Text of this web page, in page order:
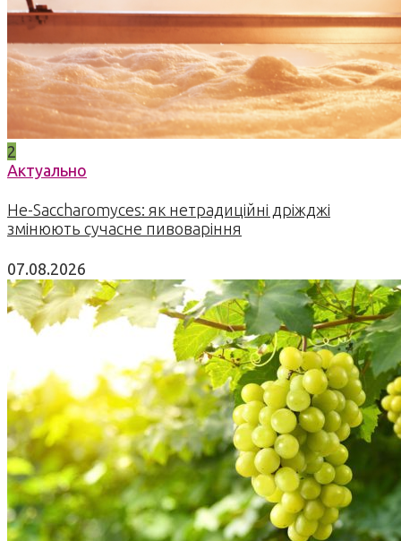
2
Актуально
Не-Saccharomyces: як нетрадиційні дріжджі
змінюють сучасне пивоваріння
07.08.2026